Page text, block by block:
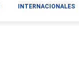
INTERNACIONALES